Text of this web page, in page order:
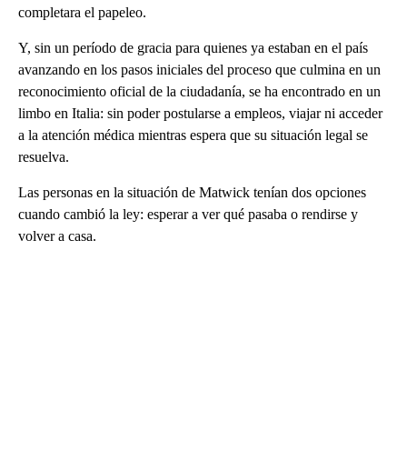
completara el papeleo.
Y, sin un período de gracia para quienes ya estaban en el país
avanzando en los pasos iniciales del proceso que culmina en un
reconocimiento oficial de la ciudadanía, se ha encontrado en un
limbo en Italia: sin poder postularse a empleos, viajar ni acceder
a la atención médica mientras espera que su situación legal se
resuelva.
Las personas en la situación de Matwick tenían dos opciones
cuando cambió la ley: esperar a ver qué pasaba o rendirse y
volver a casa.